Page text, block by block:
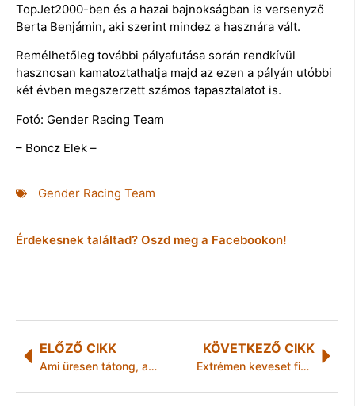
TopJet2000-ben és a hazai bajnokságban is versenyző
Berta Benjámin, aki szerint mindez a hasznára vált.
Remélhetőleg további pályafutása során rendkívül
hasznosan kamatoztathatja majd az ezen a pályán utóbbi
két évben megszerzett számos tapasztalatot is.
Fotó: Gender Racing Team
– Boncz Elek –
Gender Racing Team
Érdekesnek találtad? Oszd meg a Facebookon!
ELŐZŐ CIKK
Ami üresen tátong, az a legdrágább…
KÖVETKEZŐ CIKK
Extrémen keveset fizetünk a fogorvosnál az EU-s átlaghoz képest